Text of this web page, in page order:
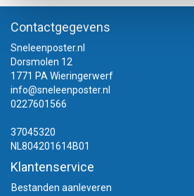
Contactgegevens
Sneleenposter.nl
Dorsmolen 12
1771 PA Wieringerwerf
info@sneleenposter.nl
0227601566
37045320
NL804201614B01
Klantenservice
Bestanden aanleveren